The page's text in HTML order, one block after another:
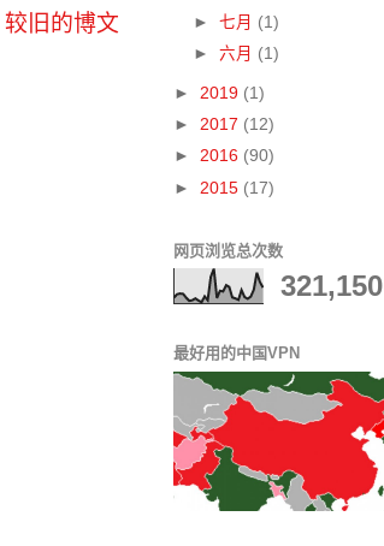
较旧的博文 ►七月 (1)
►六月 (1)
► 2019 (1)
► 2017 (12)
► 2016 (90)
► 2015 (17)
网页浏览总次数
321,150
最好用的中国VPN